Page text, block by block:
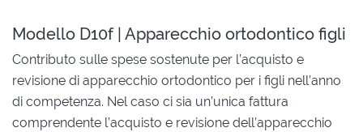
Modello D10f | Apparecchio ortodontico figli
Contributo sulle spese sostenute per l’acquisto e
revisione di apparecchio ortodontico per i figli nell’anno
di competenza. Nel caso ci sia un’unica fattura
comprendente l’acquisto e revisione dell’apparecchio